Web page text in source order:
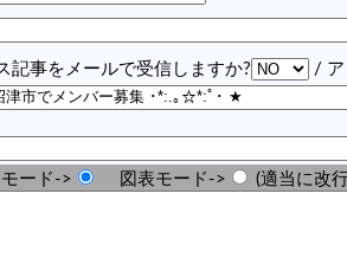
記事をメールで受信しますか?
/ ア
ード-> 図表モード-> (適当に改